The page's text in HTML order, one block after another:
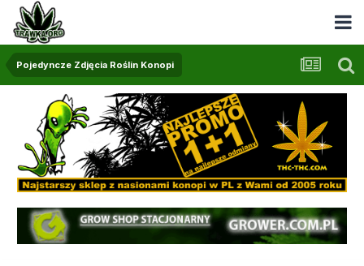
Pojedyncze Zdjęcia Roślin Konopi